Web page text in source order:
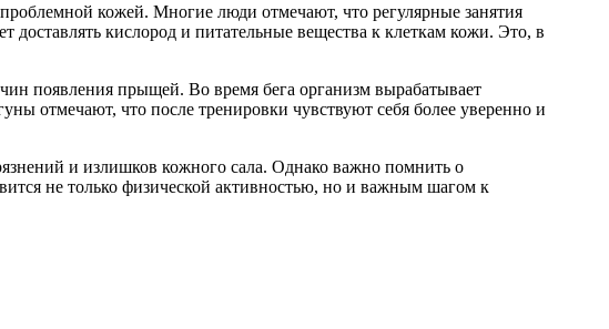
кожей. Многие люди отмечают, что регулярные занятия
кислород и питательные вещества к клеткам кожи. Это, в
появления прыщей. Во время бега организм вырабатывает
отмечают, что после тренировки чувствуют себя более уверенно и
и излишков кожного сала. Однако важно помнить о
не только физической активностью, но и важным шагом к